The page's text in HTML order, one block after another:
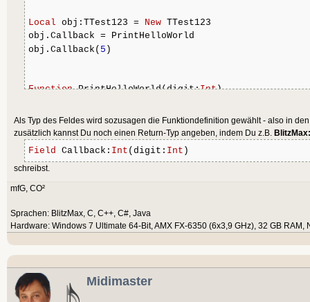
Local obj:TTest123 = New TTest123
obj.Callback = PrintHelloWorld
obj.Callback( 5 )
Function PrintHelloWorld(digit:Int)
End Function
Als Typ des Feldes wird sozusagen die Funktiondefinition gewählt - also in
zusätzlich kannst Du noch einen Return-Typ angeben, indem Du z.B.
BlitzMax:
Field Callback: Int (digit: Int )
schreibst.
mfG, CO²
Sprachen: BlitzMax, C, C++, C#, Java
Hardware: Windows 7 Ultimate 64-Bit, AMX FX-6350 (6x3,9 GHz), 32 GB RAM,
Midimaster